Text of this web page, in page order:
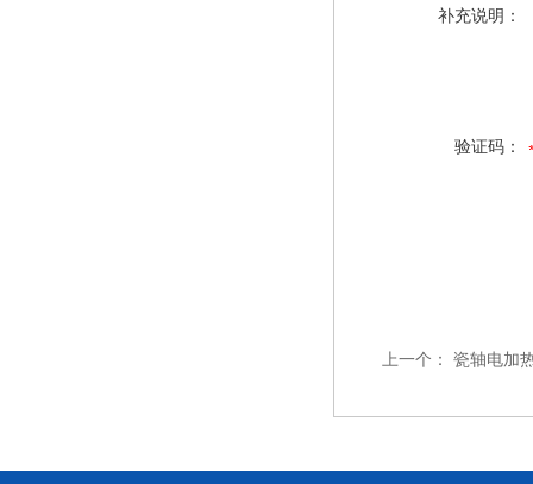
补充说明：
验证码：
上一个： 瓷轴电加